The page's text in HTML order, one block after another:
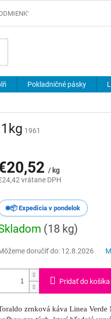
Pokladničné pásky
1961
/ kg
vrátane DPH
📦 Expedícia v pondelok
(18 kg)
doručiť do: 12.8.2026
Pridať do košíka
zrnková káva Linea